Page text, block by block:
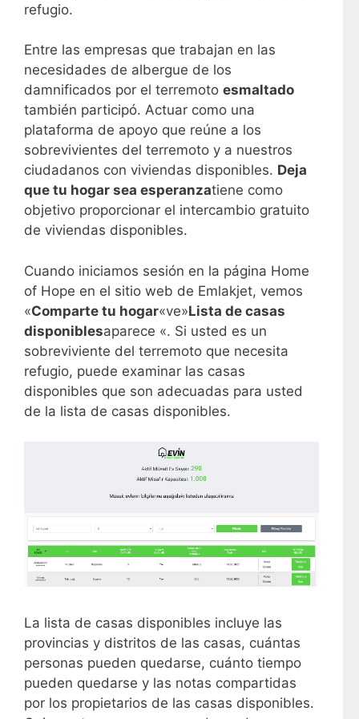
refugio.
Entre las empresas que trabajan en las
necesidades de albergue de los
damnificados por el terremoto esmaltado
también participó. Actuar como una
plataforma de apoyo que reúne a los
sobrevivientes del terremoto y a nuestros
ciudadanos con viviendas disponibles. Deja
que tu hogar sea esperanzatiene como
objetivo proporcionar el intercambio gratuito
de viviendas disponibles.
Cuando iniciamos sesión en la página Home
of Hope en el sitio web de Emlakjet, vemos
«Comparte tu hogar«ve»Lista de casas
disponiblesaparece «. Si usted es un
sobreviviente del terremoto que necesita
refugio, puede examinar las casas
disponibles que son adecuadas para usted
de la lista de casas disponibles.
La lista de casas disponibles incluye las
provincias y distritos de las casas, cuántas
personas pueden quedarse, cuánto tiempo
pueden quedarse y las notas compartidas
por los propietarios de las casas disponibles.